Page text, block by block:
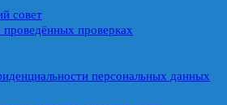
совет
проверках
персональных данных